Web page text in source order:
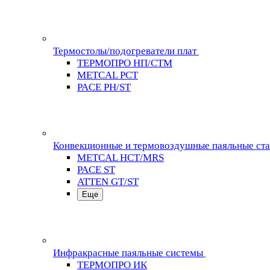
Термостолы/подогреватели плат
ТЕРМОПРО НП/СТМ
METCAL PCT
PACE PH/ST
Конвекционные и термовоздушные паяльные
METCAL HCT/MRS
PACE ST
ATTEN GT/ST
Еще
Инфракрасные паяльные системы
ТЕРМОПРО ИК